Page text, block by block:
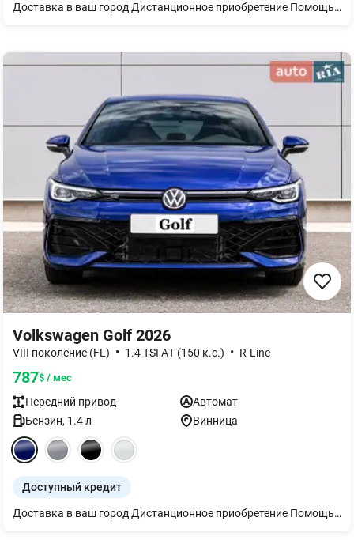
Доставка в ваш город Дистанционное приобретение Помощь с финансовым мониторингом Финансирование: кредит, лизинг Программа Trade-in – обмен на ваш автомобиль НДС Новый Golf R-Line 1.4 TSI в цвете белый лак Pure White Комплектация с дополнительными опциями : -Система кругового обзора "Area View" включена с камерой заднего вида "Rear View" - Светодиодные матричные фары IQ.Light. -Аудиосистема "Harman Kardon" 8+1 динамик, 12-канальный усилитель, сабвуфер, общая мощность 480 Вт -Digital Cockpit Pro цифровая панель приборов 10,2 дюйма -"Keyless Access" -"Black Style" -Руль мультифункциональный спортивный кожаный с подогревом и клавишами переключения передач -Ассистент смены полосы движения "Side Assist" -Адаптивный круиз-контроль ACC вкл. с системой фронтального контроля "Front" с функцией экстренного торможения
Volkswagen Golf 2026
VIII поколение (FL) • 1.4 TSI AТ (150 к.с.) • R-Line
787$ / мес
Передний привод
Автомат
Бензин, 1.4л Винница
Доступный кредит
Доставка в ваш город Дистанционное приобретение Помощь с финансовым мониторингом Финансирование: кредит, лизинг Программа Trade-in – обмен на ваш автомобиль НДС Новый Golf R-Line 1.4 TSI в необычайно стильном цвете Lapiz Blue Комплектация с дополнительными опциями : -Матричными фарами IQ.Light -Аудиосистема "Harman Kardon" -Система кругового обзора "Area View" включена с камерой заднего вида "Rear View" -Digital Cockpit Pro цифровая панель приборов 10,2 дюйма -"Keyless Access" -"Black Style" -Выбор профиля езды -Руль мультифункциональный спортивный кожаный с подогревом и клавишами переключения передач -Ассистент смены полосы движения "Side Assist" -Климат-контроль "Air Care Climatronic" с трехзонным регулированием -Адаптивный круиз-контроль ACC вкл. с системой фронтального контроля "Front" с функцией экстренного торможения